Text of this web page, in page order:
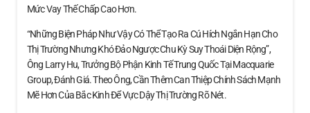
Mức Vay Thế Chấp Cao Hơn.
“Những Biện Pháp Như Vậy Có Thể Tạo Ra Cú Hích Ngắn Hạn Cho
Thị Trường Nhưng Khó Đảo Ngược Chu Kỳ Suy Thoái Diện Rộng”,
Ông Larry Hu, Trưởng Bộ Phận Kinh Tế Trung Quốc Tại Macquarie
Group, Đánh Giá. Theo Ông, Cần Thêm Can Thiệp Chính Sách Mạnh
Mẽ Hơn Của Bắc Kinh Để Vực Dậy Thị Trường Rõ Nét.